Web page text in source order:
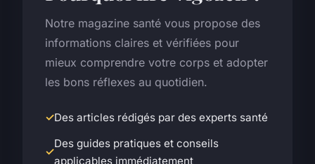
Notre magazine santé vous propose des
informations claires et vérifiées pour
mieux comprendre votre corps et adopter
les bons réflexes au quotidien.
Des articles rédigés par des experts santé
Des guides pratiques et conseils
applicables immédiatement